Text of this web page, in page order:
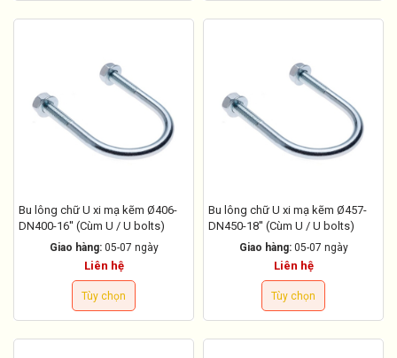
Bu lông chữ U xi mạ kẽm Ø406-
DN400-16'' (Cùm U / U bolts)
Giao hàng: 05-07 ngày
Liên hệ
Tùy chọn
Bu lông chữ U xi mạ kẽm Ø457-
DN450-18'' (Cùm U / U bolts)
Giao hàng: 05-07 ngày
Liên hệ
Tùy chọn